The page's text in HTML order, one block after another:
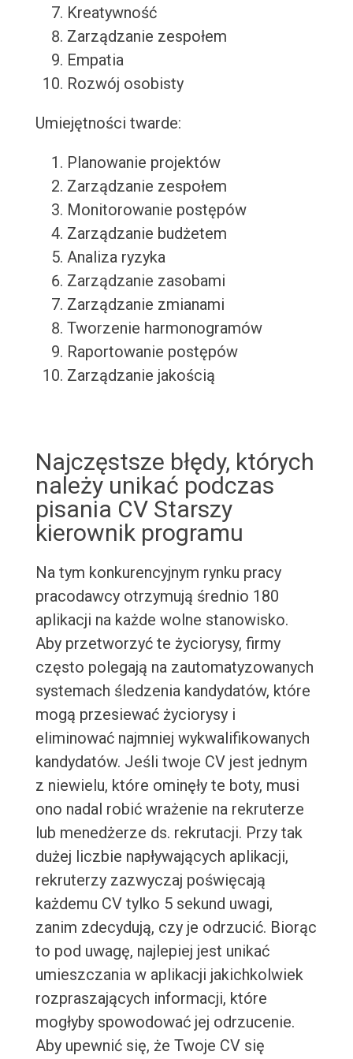
Kreatywność
Zarządzanie zespołem
Empatia
Rozwój osobisty
Umiejętności twarde:
Planowanie projektów
Zarządzanie zespołem
Monitorowanie postępów
Zarządzanie budżetem
Analiza ryzyka
Zarządzanie zasobami
Zarządzanie zmianami
Tworzenie harmonogramów
Raportowanie postępów
Zarządzanie jakością
Najczęstsze błędy, których
należy unikać podczas
pisania CV Starszy
kierownik programu
Na tym konkurencyjnym rynku pracy
pracodawcy otrzymują średnio 180
aplikacji na każde wolne stanowisko.
Aby przetworzyć te życiorysy, firmy
często polegają na zautomatyzowanych
systemach śledzenia kandydatów, które
mogą przesiewać życiorysy i
eliminować najmniej wykwalifikowanych
kandydatów. Jeśli twoje CV jest jednym
z niewielu, które ominęły te boty, musi
ono nadal robić wrażenie na rekruterze
lub menedżerze ds. rekrutacji. Przy tak
dużej liczbie napływających aplikacji,
rekruterzy zazwyczaj poświęcają
każdemu CV tylko 5 sekund uwagi,
zanim zdecydują, czy je odrzucić. Biorąc
to pod uwagę, najlepiej jest unikać
umieszczania w aplikacji jakichkolwiek
rozpraszających informacji, które
mogłyby spowodować jej odrzucenie.
Aby upewnić się, że Twoje CV się